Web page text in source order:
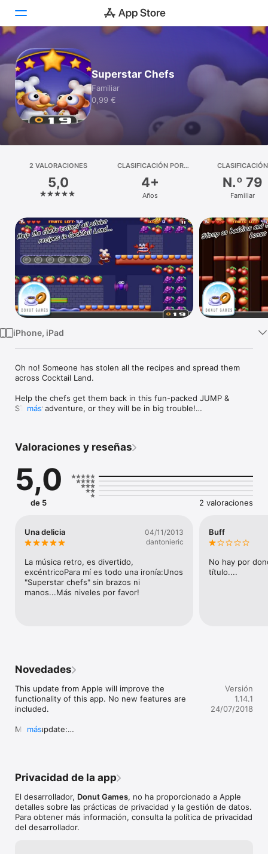
Hoy
Juegos
Apps
Plataforma
iPhone
iPad
Mac
Watch
TV
Superstar Chefs
Familiar
0,99 €
2 VALORACIONES
5,0
CLASIFICACIÓN POR
4+
Años
CLASIFICACIÓN
N.º 79
Familiar
iPhone, iPad
Oh no! Someone has stolen all the recipes and spread them
across Cocktail Land.
Help the chefs get them back in this fun-packed JUMP &
STOMP adventure, or they will be in big trouble!
GAME FEATURES:
- Coin-up style JUMP & STOMP fun
- 64 LEVELS with replay value: Go back and improve your
score whenever you want!
- 3 Control modes: DPad, Swipe, Zoned Swipe
balls, trampolines etc.
- Achievements to earn and unlock
- And much more...
TECH FEATURES:
BIG SAVINGS
Haven't tried Superstar Chefs before?
Get this updated smart phone/tablet version, and save a
Mac & PC versions.
Enjoy another Donut Games release!
más
Valoraciones y reseñas
5,0
de 5 2 valoraciones
Una delicia
04/11/2013
dantonieric
La música retro, es divertido,
excéntricoPara mí es todo una ironía:Unos
"Superstar chefs" sin brazos ni
manos...Más niveles por favor!
Buff
No hay por
título....
Novedades
This update from Apple will improve the
functionality of this app. No new features are
included.
Minor update:
2003. Did you know that this was the first game
we used a different label back then? This was 6
years prior to our first iPhone game in 2009, and
Superstar Chefs was originally released as an
indie game for desktop computers.
más
Versión
1.14.1
24/07/2018
Privacidad de la app
El desarrollador, Donut Games, no ha proporcionado a Apple
detalles sobre las prácticas de privacidad y la gestión de datos.
Para obtener más información, consulta la política de privacidad
del desarrollador.